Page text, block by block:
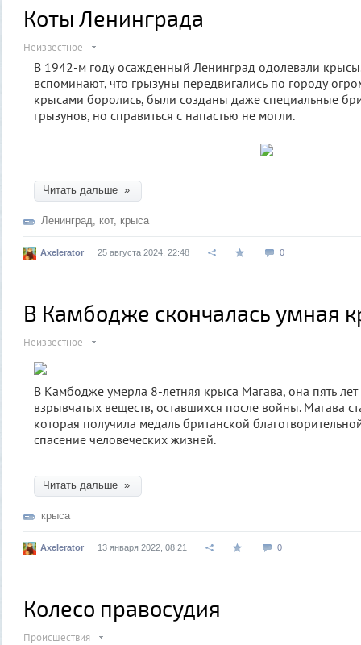
Коты Ленинграда
Неизвестное
В 1942-м году осажденный Ленинград одолевали
вспоминают, что грызуны передвигались по городу
крысами боролись, были созданы даже специальные
грызунов, но справиться с напастью не могли.
Читать дальше »
Ленинград, кот, крыса
Axelerator 25 августа 2024, 22:48 0
В Камбодже скончалась умная
Неизвестное
В Камбодже умерла 8-летняя крыса Магава, она пять
взрывчатых веществ, оставшихся после войны. Магава
которая получила медаль британской
спасение человеческих жизней.
Читать дальше »
крыса
Axelerator 13 января 2022, 08:21 0
Колесо правосудия
Происшествия